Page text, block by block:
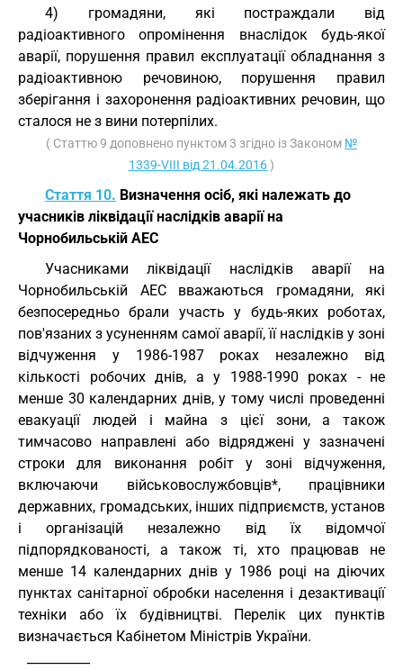
4) громадяни, які постраждали від
радіоактивного опромінення внаслідок будь-якої
аварії, порушення правил експлуатації обладнання з
радіоактивною речовиною, порушення правил
зберігання і захоронення радіоактивних речовин, що
сталося не з вини потерпілих.
( Статтю 9 доповнено пунктом 3 згідно із Законом №
1339-VIII від 21.04.2016)
Стаття 10. Визначення осіб, які належать до
учасників ліквідації наслідків аварії на
Чорнобильській АЕС
Учасниками ліквідації наслідків аварії на
Чорнобильській АЕС вважаються громадяни, які
безпосередньо брали участь у будь-яких роботах,
пов'язаних з усуненням самої аварії, її наслідків у зоні
відчуження у 1986-1987 роках незалежно від
кількості робочих днів, а у 1988-1990 роках - не
менше 30 календарних днів, у тому числі проведенні
евакуації людей і майна з цієї зони, а також
тимчасово направлені або відряджені у зазначені
строки для виконання робіт у зоні відчуження,
включаючи військовослужбовців*, працівники
державних, громадських, інших підприємств, установ
і організацій незалежно від їх відомчої
підпорядкованості, а також ті, хто працював не
менше 14 календарних днів у 1986 році на діючих
пунктах санітарної обробки населення і дезактивації
техніки або їх будівництві. Перелік цих пунктів
визначається Кабінетом Міністрів України.